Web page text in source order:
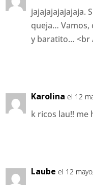
jajajajajajajaja.
queja… Vamos,
y baratito… <br
Karolina el 12
k ricos lau!! me
Laube el 12